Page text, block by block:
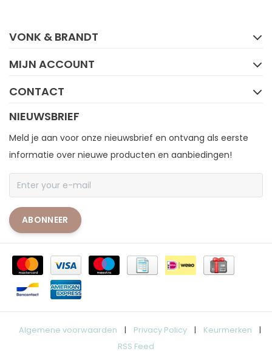
VONK & BRANDT
MIJN ACCOUNT
CONTACT
NIEUWSBRIEF
Meld je aan voor onze nieuwsbrief en ontvang als eerste
informatie over nieuwe producten en aanbiedingen!
ABONNEER
Algemene voorwaarden | Privacy Policy | Keurmerken
|
RSS Feed